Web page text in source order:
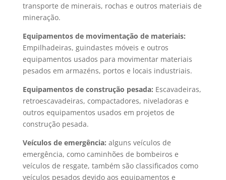
transporte de minerais, rochas e outros materiais de
mineração.
Equipamentos de movimentação de materiais:
Empilhadeiras, guindastes móveis e outros
equipamentos usados para movimentar materiais
pesados em armazéns, portos e locais industriais.
Equipamentos de construção pesada: Escavadeiras,
retroescavadeiras, compactadores, niveladoras e
outros equipamentos usados em projetos de
construção pesada.
Veículos de emergência: alguns veículos de
emergência, como caminhões de bombeiros e
veículos de resgate, também são classificados como
veículos pesados devido aos equipamentos e